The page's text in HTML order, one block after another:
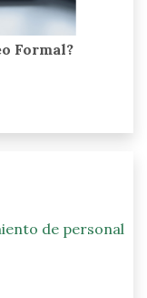
Formal?